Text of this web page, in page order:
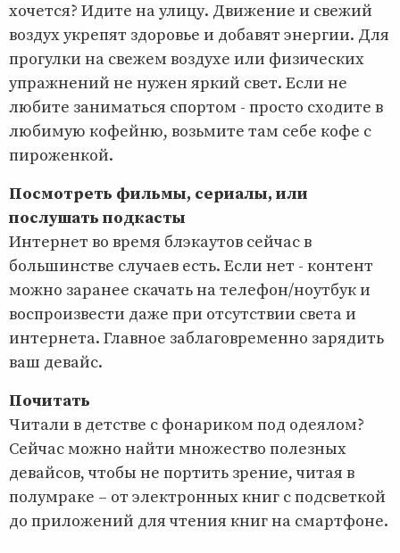
хочется? Идите на улицу. Движение и свежий
воздух укрепят здоровье и добавят энергии. Для
прогулки на свежем воздухе или физических
упражнений не нужен яркий свет. Если не
любите заниматься спортом - просто сходите в
любимую кофейню, возьмите там себе кофе с
пироженкой.
Посмотреть фильмы, сериалы, или
послушать подкасты
Интернет во время блэкаутов сейчас в
большинстве случаев есть. Если нет - контент
можно заранее скачать на телефон/ноутбук и
воспроизвести даже при отсутствии света и
интернета. Главное заблаговременно зарядить
ваш девайс.
Почитать
Читали в детстве с фонариком под одеялом?
Сейчас можно найти множество полезных
девайсов, чтобы не портить зрение, читая в
полумраке – от электронных книг с подсветкой
до приложений для чтения книг на смартфоне.